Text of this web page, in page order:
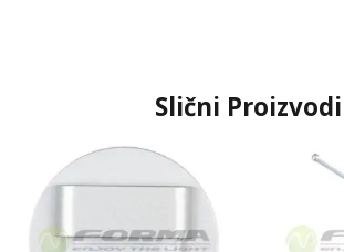
Slični Proizvodi